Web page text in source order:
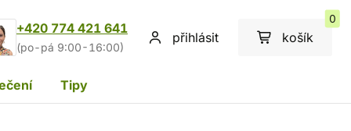
+420 774 421 641
(po-pá 9:00-16:00)
přihlásit košík
0
Tipy